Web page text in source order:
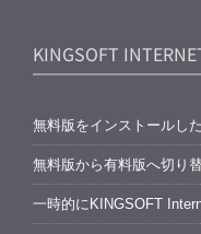
KINGSOFT
無料版をインストールし
無料版から有料版へ切り
一時的にKINGSOFT